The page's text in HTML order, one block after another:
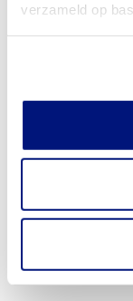
verzameld op
zorgverzekeraar?
Kom ik in
schoenen om
Wanneer mag ik
orthopedische